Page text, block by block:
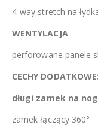
4-way stretch na
WENTYLACJA
perforowane panele
CECHY DODATKOWE:
długi zamek na
zamek łączący 360°